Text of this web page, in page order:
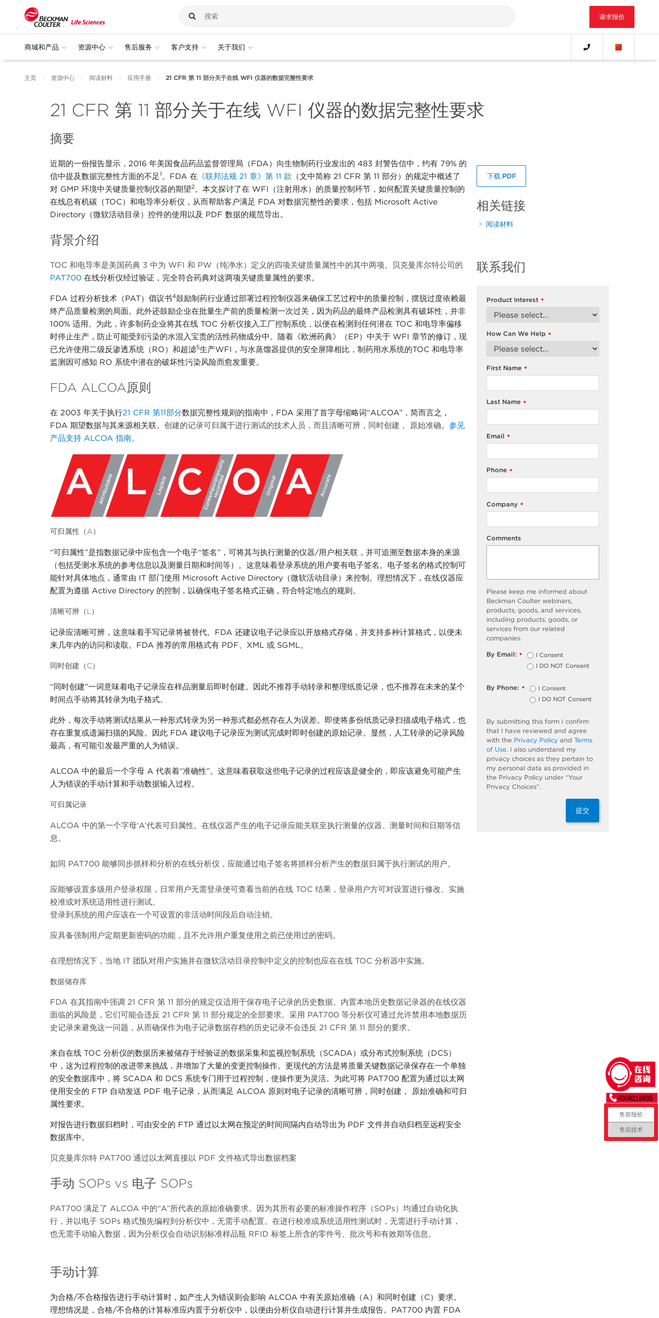
请求报价
商城和产品 资源中心 售后服务 客户支持 关于我们
主页 资源中心 阅读材料 应用手册 21 CFR 第 11 部分关于在线 WFI 仪器的数据完整性要求
21 CFR 第 11 部分关于在线 WFI 仪器的数据完整性要求
摘要
近期的一份报告显示， 2016 年美国食品药品监督管理局（FDA）向生物制药行业发出的 483 封警告信中，约有 79% 的
信中提及数据完整性方面的不足1。FDA 在 《联邦法规 21 章》第 11 款 （文中简称 21 CFR 第 11 部分）的规定中概述了
对 GMP 环境中关键质量控制仪器的期望2。本文探讨了在 WFI（注射用水）的质量控制环节，如何配置关键质量控制的
在线总有机碳（TOC）和电导率分析仪，从而帮助客户满足 FDA 对数据完整性的要求，包括 Microsoft Active
Directory（微软活动目录）控件的使用以及 PDF 数据的规范导出。
背景介绍
TOC 和电导率是美国药典 3 中为 WFI 和 PW（纯净水）定义的四项关键质量属性中的其中两项。贝克曼库尔特公司的
PAT700 在线分析仪经过验证，完全符合药典对这两项关键质量属性的要求。
FDA 过程分析技术（PAT）倡议书4鼓励制药行业通过部署过程控制仪器来确保工艺过程中的质量控制，摆脱过度依赖最
终产品质量检测的局面。此外还鼓励企业在批量生产前的质量检测一次过关，因为药品的最终产品检测具有破坏性，并非
100% 适用。为此，许多制药企业将其在线 TOC 分析仪接入工厂控制系统，以便在检测到任何潜在 TOC 和电导率偏移
时停止生产，防止可能受到污染的水混入宝贵的活性药物成分中。随着《欧洲药典》（EP）中关于 WFI 章节的修订，现
已允许使用二级反渗透系统（RO）和超滤5生产WFI，与水蒸馏器提供的安全屏障相比，制药用水系统的TOC 和电导率
监测因可感知 RO 系统中潜在的破坏性污染风险而愈发重要。
FDA ALCOA原则
在 2003 年关于执行21 CFR 第11部分数据完整性规则的指南中， FDA 采用了首字母缩略词“ALCOA”，简而言之，
FDA 期望数据与其来源相关联。 创建的记录可归属于进行测试的技术人员，而且清晰可辨，同时创建， 原始准确。 参见
产品支持 ALCOA 指南。
可归属性（A）
“可归属性”是指数据记录中应包含一个电子“签名”，可将其与执行测量的仪器/用户相关联，并可追溯至数据本身的来源
（包括受测水系统的参考信息以及测量日期和时间等）。这意味着登录系统的用户要有电子签名。电子签名的格式控制可
能针对具体地点，通常由 IT 部门使用 Microsoft Active Directory（微软活动目录）来控制。理想情况下，在线仪器应
配置为遵循 Active Directory 的控制，以确保电子签名格式正确，符合特定地点的规则。
清晰可辨（L）
记录应清晰可辨，这意味着手写记录将被替代。 FDA 还建议电子记录应以开放格式存储，并支持多种计算格式，以便未
来几年内的访问和读取。FDA 推荐的常用格式有 PDF、XML 或 SGML。
同时创建（C）
“同时创建”一词意味着电子记录应在样品测量后即时创建。因此不推荐手动转录和整理纸质记录，也不推荐在未来的某个
时间点手动将其转录为电子格式。
此外，每次手动将测试结果从一种形式转录为另一种形式都必然存在人为误差。即使将多份纸质记录扫描成电子格式，也
存在重复或遗漏扫描的风险。因此 FDA 建议电子记录应为测试完成时即时创建的原始记录。显然，人工转录的记录风险
最高，有可能引发最严重的人为错误。
ALCOA 中的最后一个字母 A 代表着“准确性”。这意味着获取这些电子记录的过程应该是健全的，即应该避免可能产生
人为错误的手动计算和手动数据输入过程。
可归属记录
ALCOA 中的第一个字母‘A’代表可归属性。在线仪器产生的电子记录应能关联至执行测量的仪器、测量时间和日期等信
息。
如同 PAT700 能够同步抓样和分析的在线分析仪，应能通过电子签名将抓样分析产生的数据归属于执行测试的用户。
应能够设置多级用户登录权限，日常用户无需登录便可查看当前的在线 TOC 结果，登录用户方可对设置进行修改、实施
校准或对系统适用性进行测试。
登录到系统的用户应该在一个可设置的非活动时间段后自动注销。
应具备强制用户定期更新密码的功能，且不允许用户重复使用之前已使用过的密码。
在理想情况下，当地 IT 团队对用户实施并在微软活动目录控制中定义的控制也应在在线 TOC 分析器中实施。
数据储存库
FDA 在其指南中强调 21 CFR 第 11 部分的规定仅适用于保存电子记录的历史数据。内置本地历史数据记录器的在线仪器
面临的风险是，它们可能会违反 21 CFR 第 11 部分规定的全部要求。采用 PAT700 等分析仪可通过允许禁用本地数据历
史记录来避免这一问题，从而确保作为电子记录数据存档的历史记录不会违反 21 CFR 第 11 部分的要求。
来自在线 TOC 分析仪的数据历来被储存于经验证的数据采集和监视控制系统（SCADA）或分布式控制系统（DCS）
中，这为过程控制的改进带来挑战，并增加了大量的变更控制操作。更现代的方法是将质量关键数据记录保存在一个单独
的安全数据库中，将 SCADA 和 DCS 系统专门用于过程控制，使操作更为灵活。为此可将 PAT700 配置为通过以太网
使用安全的 FTP 自动发送 PDF 电子记录，从而满足 ALCOA 原则对电子记录的清晰可辨，同时创建， 原始准确和可归
属性要求。
对报告进行数据归档时，可由安全的 FTP 通过以太网在预定的时间间隔内自动导出为 PDF 文件并自动归档至远程安全
数据库中。
贝克曼库尔特 PAT700 通过以太网直接以 PDF 文件格式导出数据档案
手动 SOPs vs 电子 SOPs
PAT700 满足了 ALCOA 中的“A”所代表的原始准确要求。因为其所有必要的标准操作程序（SOPs）均通过自动化执
行，并以电子 SOPs 格式预先编程到分析仪中，无需手动配置。在进行校准或系统适用性测试时，无需进行手动计算，
也无需手动输入数据，因为分析仪会自动识别标准样品瓶 RFID 标签上所含的零件号、批次号和有效期等信息。
手动计算
为合格/不合格报告进行手动计算时，如产生人为错误则会影响 ALCOA 中有关原始准确（A）和同时创建（C）要求。
理想情况是，合格/不合格的计算标准应内置于分析仪中，以便由分析仪自动进行计算并生成报告。PAT700 内置 FDA
下载 PDF
相关链接
阅读材料
联系我们
*
Product Interest
*
How Can We Help
*
First Name
*
Last Name
*
Email
*
Phone
*
Company
Comments
Please keep me informed about
Beckman Coulter webinars,
products, goods, and services,
including products, goods, or
services from our related
companies.
*
By Email:
I Consent
I DO NOT Consent
*
By Phone:
I Consent
I DO NOT Consent
By submitting this form I confirm
that I have reviewed and agree
with the Privacy Policy and Terms
of Use. I also understand my
privacy choices as they pertain to
my personal data as provided in
the Privacy Policy under “Your
Privacy Choices”.
提交
售前报价
售后技术